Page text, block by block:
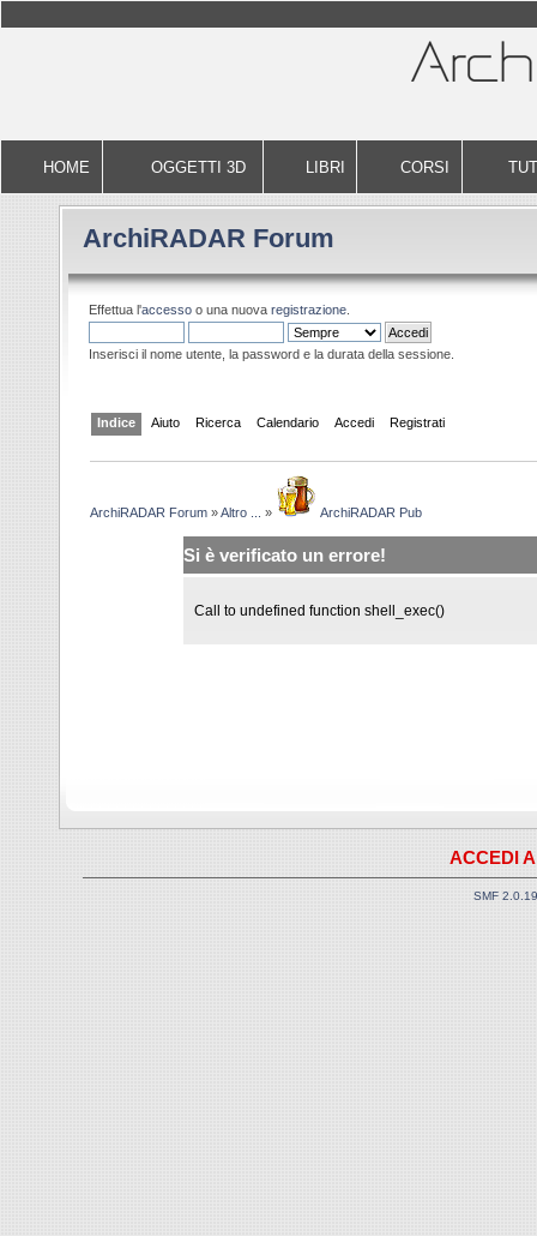
HOME OGGETTI 3D LIBRI CORSI
ArchiRADAR Forum
Effettua l'accesso o una nuova registrazione.
Inserisci il nome utente, la password e la durata della sessione.
Indice Aiuto Ricerca Calendario Accedi Registrati
ArchiRADAR Forum »Altro ... » ArchiRADAR Pub
Si è verificato un errore!
Call to undefined function shell_exec()
ACCEDI
SMF 2.0.19